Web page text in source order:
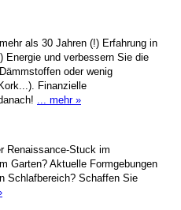
als 30 Jahren (!) Erfahrung in
Energie und verbessern Sie die
oder wenig
Finanzielle
... mehr »
Renaissance-Stuck im
Garten? Aktuelle Formgebungen
Schlafbereich? Schaffen Sie